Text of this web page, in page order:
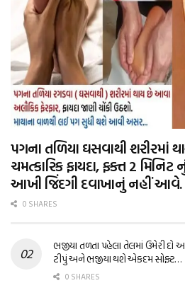
પગના તળિયા ઘસવાથી શરીરમાં
ચમત્કારિક ફાયદા, ફક્ત 2 મિનિટ
આખી જિંદગી દવાખાનું નહીં આવે.
0 SHARES
ભજીયા તળતા પહેલા તેલમાં ઉમેરી
ટીપું અને ભજીયા થશે એકદમ સોફ્ટ…
0 SHARES